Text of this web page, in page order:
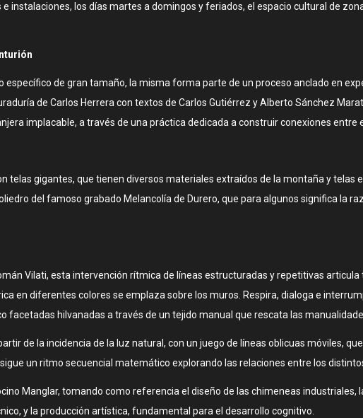
instalaciones, los días martes a domingos y feriados, el espacio cultural de
específico de gran tamaño, la misma forma parte de un proceso anclado en
de Carlos Herrera con textos de Carlos Gutiérrez y Alberto Sánchez
implacable, a través de una práctica dedicada a construir conexiones entre
telas gigantes, que tienen diversos materiales extraídos de la montaña y telas
del famoso grabado Melancolía de Durero, que para algunos significa la
Vilati, esta intervención rítmica de líneas estructuradas y repetitivas
en diferentes colores se emplaza sobre los muros. Respira, dialoga e
facetadas hilvanadas a través de un tejido manual que rescata las
de la incidencia de la luz natural, con un juego de líneas oblicuas móviles,
un ritmo secuencial matemático explorando las relaciones entre los
Manglar, tomando como referencia el diseño de las chimeneas
y la producción artística, fundamental para el desarrollo cognitivo.